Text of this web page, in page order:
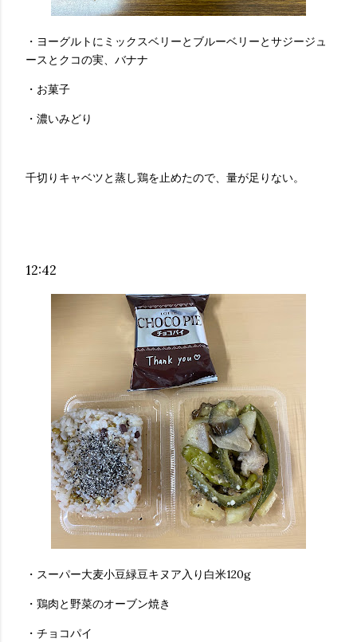
・ヨーグルトにミックスベリーとブルーベリーとサジージュ
ースとクコの実、バナナ
・お菓子
・濃いみどり
千切りキャベツと蒸し鶏を止めたので、量が足りない。
12:42
・スーパー大麦小豆緑豆キヌア入り白米120g
・鶏肉と野菜のオーブン焼き
・チョコパイ